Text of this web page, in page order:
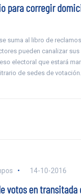
para corregir
suma al libro de
pueden canalizar
electoral que estará
de sedes de votación.
14-10-2016
votos en transitada